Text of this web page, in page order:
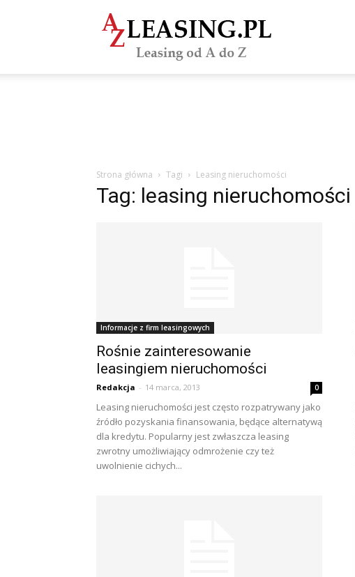
Strona główna Tagi Leasing nieruchomości
Tag: leasing nieruchomości
Informacje z firm leasingowych
Rośnie zainteresowanie
leasingiem nieruchomości
Redakcja - 14 marca, 2013 0
Leasing nieruchomości jest często rozpatrywany jako
źródło pozyskania finansowania, będące alternatywą
dla kredytu. Popularny jest zwłaszcza leasing
zwrotny umożliwiający odmrożenie czy też
uwolnienie cichych...